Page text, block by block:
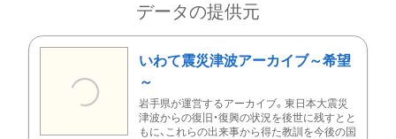
データの提供元
いわて震災津波アーカイブ～希望
～
岩手県が運営するアーカイブ。東日本大震災
津波からの復旧・復興の状況を後世に残すとと
もに、これらの出来事から得た教訓を今後の国